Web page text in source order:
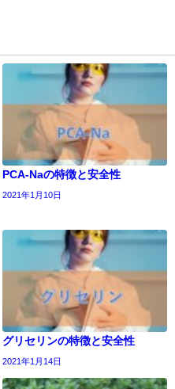
PCA-Naの特徴と安全性
2021年1月10日
グリセリンの特徴と安全性
2021年1月14日